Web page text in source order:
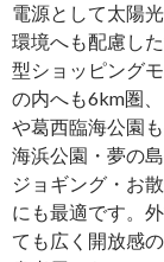
電源として太陽
環境へも配慮し
型ショッピング
の内へも6km圏
や葛西臨海公園
海浜公園・夢の
ジョギング・お
にも最適です。
ても広く開放感